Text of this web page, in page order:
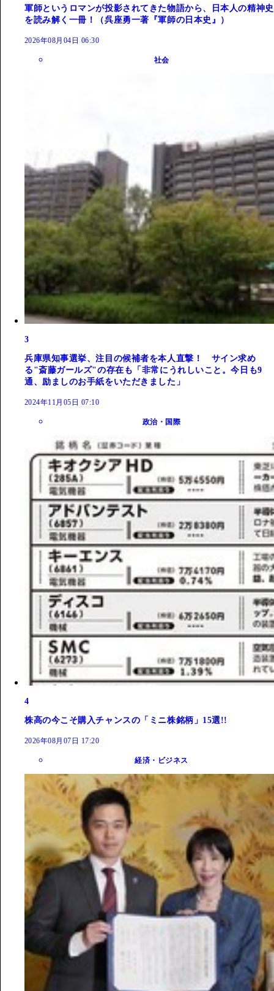
軍師というロマンが投影されてきた物語から、日本人の精神史
を読み解く一冊！（呉座勇一著『軍師の日本史』）
2026年08月04日 06:30
社会
3
兵庫県知事選挙、注目の候補者を本人直撃！ サイン求め
る"斎藤ガールズ"の存在も「非常にうれしいこと。今日も9
通、励ましのお手紙をいただきました」
2024年11月05日 07:10
政治・国際
4
株高の今こそ購入チャンスの「ミニ株銘柄」15選!!
2026年08月07日 17:20
経済・ビジネス